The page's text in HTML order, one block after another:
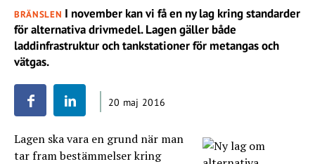
BRÄNSLEN I november kan vi få en ny lag kring standarder
för alternativa drivmedel. Lagen gäller både
laddinfrastruktur och tankstationer för metangas och
vätgas.
20 maj 2016
Lagen ska vara en grund när man
tar fram bestämmelser kring